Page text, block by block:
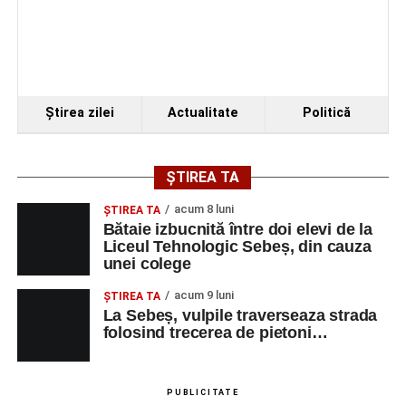
pași de dans”
AcompaniazăCluj Tango Orchestra
Irina Indrei – pian
Milena Vădan – vioară
Ştirea zilei Actualitate Politică
ȘTIREA TA
ŞTIREA TA acum 8 luni
Bătaie izbucnită între doi elevi de la
Liceul Tehnologic Sebeș, din cauza
unei colege
ŞTIREA TA acum 9 luni
La Sebeș, vulpile traverseaza strada
folosind trecerea de pietoni…
PUBLICITATE